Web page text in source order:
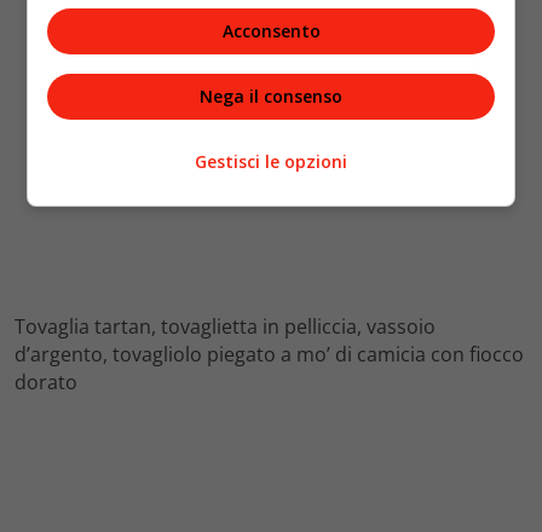
Tovaglia tartan, tovaglietta in pelliccia, vassoio
d’argento, tovagliolo piegato a mo’ di camicia con fiocco
dorato
Acconsento
Nega il consenso
Gestisci le opzioni